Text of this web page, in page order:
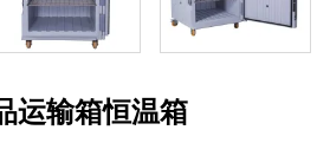
运输箱恒温箱